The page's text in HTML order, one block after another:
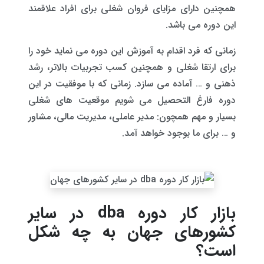
همچنین دارای مزایای فروان شغلی برای افراد علاقمند
این دوره می باشد.
زمانی که فرد اقدام به آموزش این دوره می نماید خود را
برای ارتقا شغلی و همچنین کسب تجربیات بالاتر، رشد
ذهنی و … آماده می سازد. زمانی که با موفقیت در این
دوره فارغ التحصیل می شویم موقعیت های شغلی
بسیار و مهم همچون: مدیر عاملی، مدیریت مالی، مشاور
و … برای ما بوجود خواهد آمد.
بازار کار دوره dba در سایر
کشورهای جهان به چه شکل
است؟